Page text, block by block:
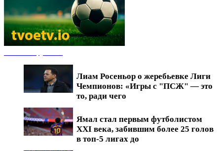
Лиам Росеньор о жеребьевке Лиги
Чемпионов: «Игры с "ПСЖ" — это
то, ради чего
Ямал стал первым футболистом
XXI века, забившим более 25 голов
в топ-5 лигах до